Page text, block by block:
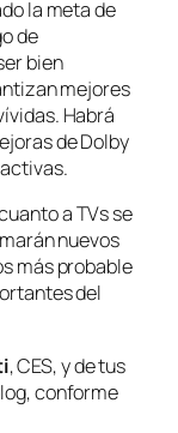
la meta de
de
bien
mejores
Habrá
de Dolby
a TVs se
nuevos
más probable
del
, CES, y de tus
conforme